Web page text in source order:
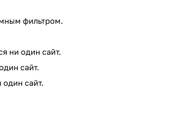
фильтром.
ни один сайт.
сайт.
один сайт.